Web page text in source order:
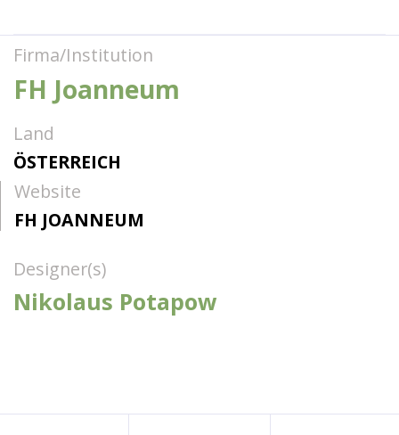
Firma/Institution
FH Joanneum
Land
ÖSTERREICH
Website
FH JOANNEUM
Designer(s)
Nikolaus Potapow